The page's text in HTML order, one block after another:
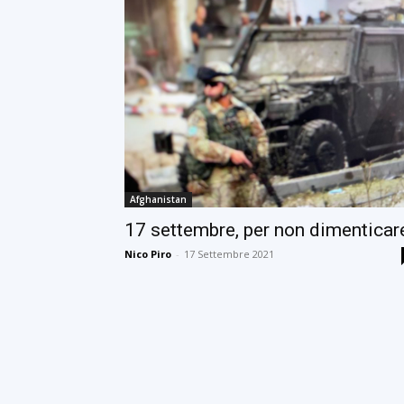
Afghanistan
17 settembre, per non
Nico Piro - 17 Settembre 2021